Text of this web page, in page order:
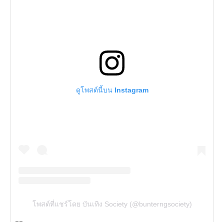
ดูโพสต์นี้บน Instagram
โพสต์ที่แชร์โดย บันเทิง Society (@bunterngsociety)